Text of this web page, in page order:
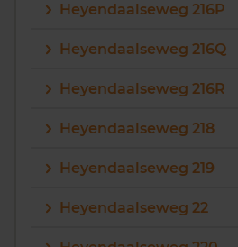
Heyendaalseweg 216P
Heyendaalseweg 216Q
Heyendaalseweg 216R
Heyendaalseweg 218
Heyendaalseweg 219
Heyendaalseweg 22